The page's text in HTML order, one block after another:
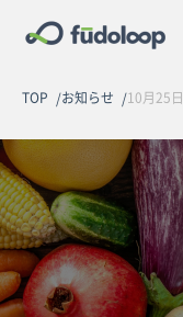
TOP お知らせ